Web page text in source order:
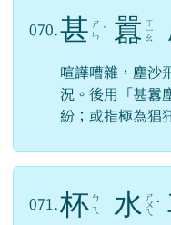
070. 甚 ㄕ
ㄣ ˋ 囂 ㄒ
ㄧ
ㄠ
喧譁嘈雜，塵沙
況。後用「甚囂
紛；或指極為猖
071. 杯 ㄅ
ㄟ
水 ㄕ
ㄨ
ㄟ
ˇ